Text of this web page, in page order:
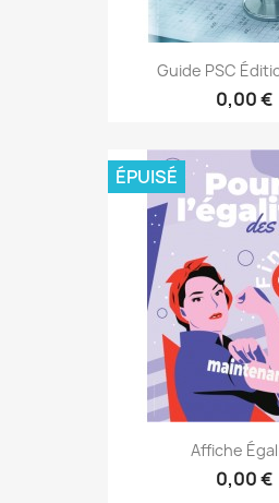
Guide PSC
0,00 €
Affiche
0,00 €
ÉPUISÉ